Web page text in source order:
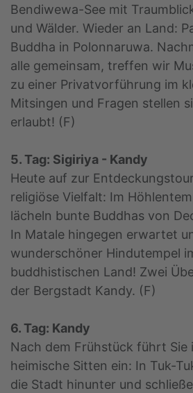
Bendiwewa-See mit
und Wälder. Wieder an Land:
Buddha in Polonnaruwa.
alle gemeinsam, treffen wir
zu einer Privatvorführung im
Mitsingen und Fragen stellen
erlaubt! (F)
5. Tag: Sigiriya - Kandy
Heute auf zur
religiöse Vielfalt: Im
lächeln bunte Buddhas von
In Matale hingegen erwartet
wunderschöner Hindutempel
buddhistischen Land! Zwei
der Bergstadt Kandy. (F)
6. Tag: Kandy
Nach dem Frühstück führt Sie
heimische Sitten ein: In Tuk-
die Stadt hinunter und